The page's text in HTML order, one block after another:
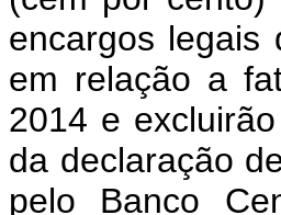
encargos legais
em relação a
2014 e
da declaração
pelo Banco